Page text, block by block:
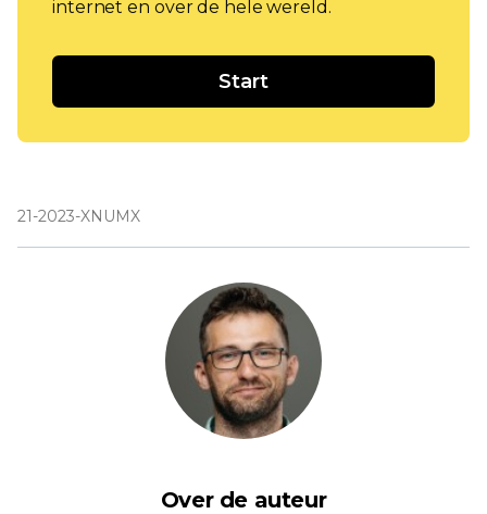
internet en over de hele wereld.
Start
21-2023-XNUMX
Over de auteur